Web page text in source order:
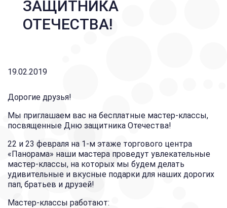
ЗАЩИТНИКА
ОТЕЧЕСТВА!
19.02.2019
Дорогие друзья!
Мы приглашаем вас на бесплатные мастер-классы,
посвященные Дню защитника Отечества!
22 и 23 февраля на 1-м этаже торгового центра
«Панорама» наши мастера проведут увлекательные
мастер-классы, на которых мы будем делать
удивительные и вкусные подарки для наших дорогих
пап, братьев и друзей!
Мастер-классы работают: